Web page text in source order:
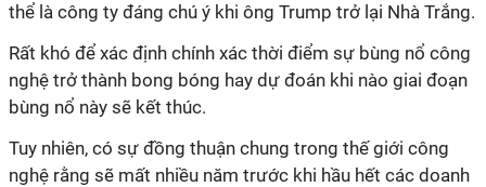
thể là công ty đáng chú ý khi ông Trump trở lại Nhà Trắng.
Rất khó để xác định chính xác thời điểm sự bùng nổ công
nghệ trở thành bong bóng hay dự đoán khi nào giai đoạn
bùng nổ này sẽ kết thúc.
Tuy nhiên, có sự đồng thuận chung trong thế giới công
nghệ rằng sẽ mất nhiều năm trước khi hầu hết các doanh